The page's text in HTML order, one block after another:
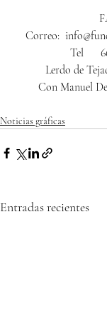
Correo:
Tel
Lerdo de
Con Manuel
Noticias gráficas
Entradas recientes